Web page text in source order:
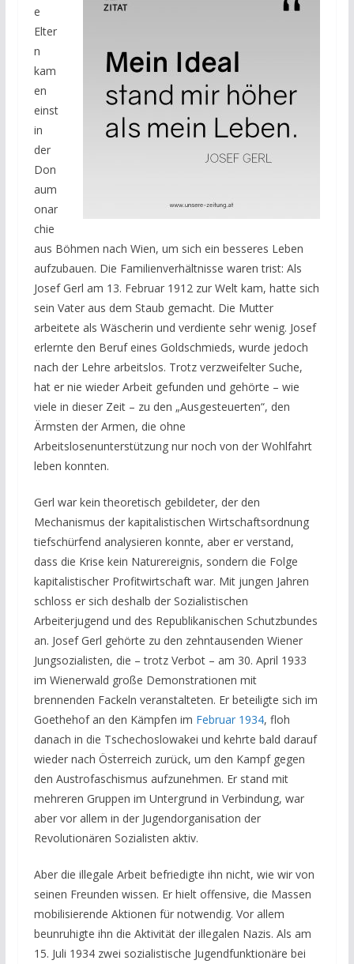
e
Elter
n
kam
en
einst
in
der
Don
aum
onar
chie
aus Böhmen nach Wien, um sich ein besseres Leben
aufzubauen. Die Familienverhältnisse waren trist: Als
Josef Gerl am 13. Februar 1912 zur Welt kam, hatte sich
sein Vater aus dem Staub gemacht. Die Mutter
arbeitete als Wäscherin und verdiente sehr wenig. Josef
erlernte den Beruf eines Goldschmieds, wurde jedoch
nach der Lehre arbeitslos. Trotz verzweifelter Suche,
hat er nie wieder Arbeit gefunden und gehörte – wie
viele in dieser Zeit – zu den „Ausgesteuerten“, den
Ärmsten der Armen, die ohne
Arbeitslosenunterstützung nur noch von der Wohlfahrt
leben konnten.
Gerl war kein theoretisch gebildeter, der den
Mechanismus der kapitalistischen Wirtschaftsordnung
tiefschürfend analysieren konnte, aber er verstand,
dass die Krise kein Naturereignis, sondern die Folge
kapitalistischer Profitwirtschaft war. Mit jungen Jahren
schloss er sich deshalb der Sozialistischen
Arbeiterjugend und des Republikanischen Schutzbundes
an. Josef Gerl gehörte zu den zehntausenden Wiener
Jungsozialisten, die – trotz Verbot – am 30. April 1933
im Wienerwald große Demonstrationen mit
brennenden Fackeln veranstalteten. Er beteiligte sich im
Goethehof an den Kämpfen im Februar 1934, floh
danach in die Tschechoslowakei und kehrte bald darauf
wieder nach Österreich zurück, um den Kampf gegen
den Austrofaschismus aufzunehmen. Er stand mit
mehreren Gruppen im Untergrund in Verbindung, war
aber vor allem in der Jugendorganisation der
Revolutionären Sozialisten aktiv.
Aber die illegale Arbeit befriedigte ihn nicht, wie wir von
seinen Freunden wissen. Er hielt offensive, die Massen
mobilisierende Aktionen für notwendig. Vor allem
beunruhigte ihn die Aktivität der illegalen Nazis. Als am
15. Juli 1934 zwei sozialistische Jugendfunktionäre bei